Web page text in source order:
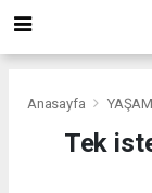
Anasayfa YAŞAM
Tek